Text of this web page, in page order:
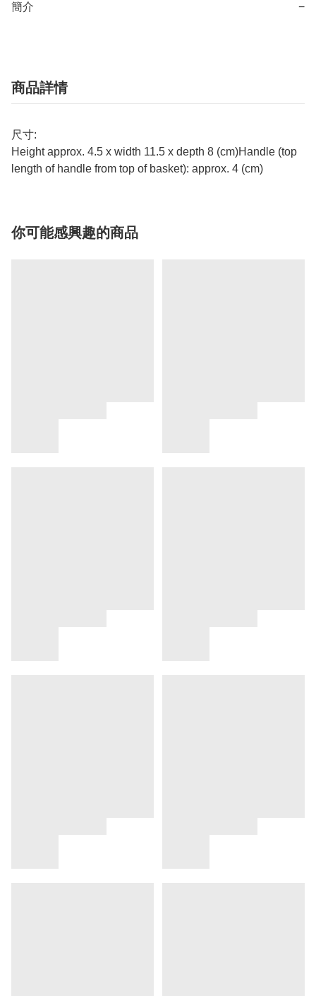
簡介 −
商品詳情
尺寸:
Height approx. 4.5 x width 11.5 x depth 8 (cm)Handle (top
length of handle from top of basket): approx. 4 (cm)
你可能感興趣的商品